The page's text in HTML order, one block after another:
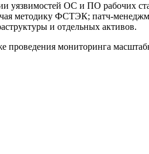
ОС и ПО рабочих
методику ФСТЭК; патч-
и отдельных активов.
проведения мониторинга